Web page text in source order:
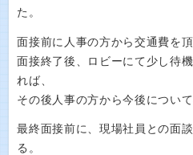
た。
面接前に人事の方から交通費を頂
面接終了後、ロビーにて少し待
れば、
その後人事の方から今後につい
最終面接前に、現場社員との面
る。